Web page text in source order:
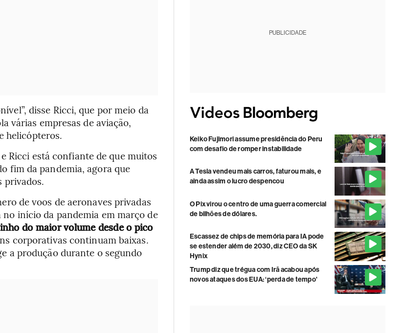
disse Ricci, que por meio da
várias empresas de aviação,
helicópteros.
Ricci está confiante de que muitos
fim da pandemia, agora que
privados.
de voos de aeronaves privadas
início da pandemia em março de
do maior volume desde o pico
corporativas continuam baixas.
a produção durante o segundo
PUBLICIDADE
Keiko Fujimori assume presidência do Peru
com desafio de romper instabilidade
A Tesla vendeu mais carros, faturou mais, e
ainda assim o lucro despencou
O Pix virou o centro de uma guerra comercial
de bilhões de dólares.
Escassez de chips de memória para IA pode
se estender além de 2030, diz CEO da SK
Hynix
Trump diz que trégua com Irã acabou após
novos ataques dos EUA: ‘perda de tempo'